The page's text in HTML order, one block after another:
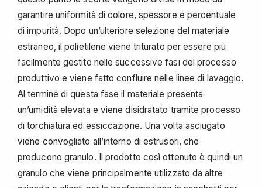
garantire uniformità di colore, spessore e percentuale
di impurità. Dopo un’ulteriore selezione del materiale
estraneo, il polietilene viene triturato per essere più
facilmente gestito nelle successive fasi del processo
produttivo e viene fatto confluire nelle linee di lavaggio.
Al termine di questa fase il materiale presenta
un’umidità elevata e viene disidratato tramite processo
di torchiatura ed essiccazione. Una volta asciugato
viene convogliato all’interno di estrusori, che
producono granulo. Il prodotto così ottenuto è quindi un
granulo che viene principalmente utilizzato da altre